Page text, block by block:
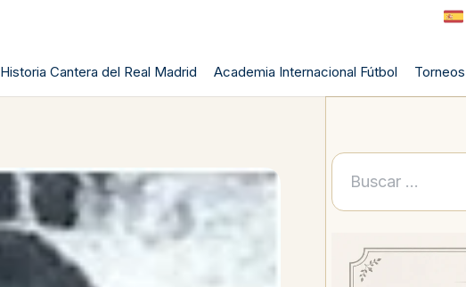
Historia Cantera del Real Madrid Academia Internacional Fútbol Torneos
Buscar: